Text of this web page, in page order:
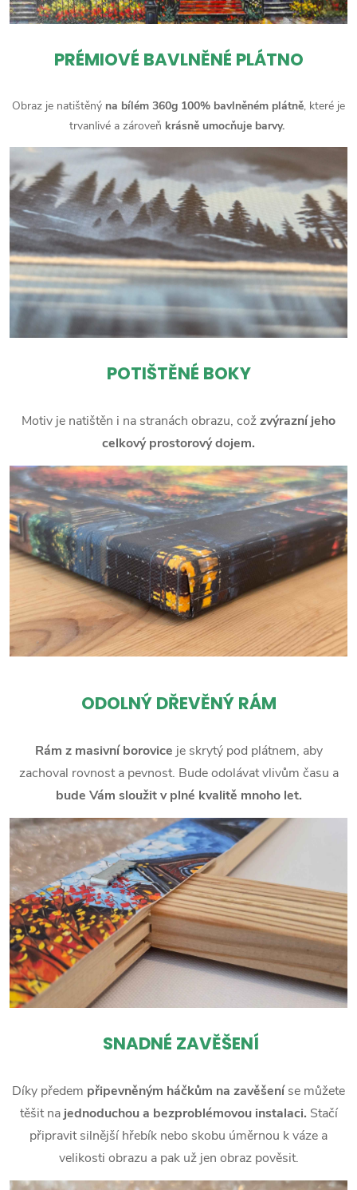
PRÉMIOVÉ BAVLNĚNÉ PLÁTNO
Obraz je natištěný na bílém 360g 100% bavlněném plátně, které je
trvanlivé a zároveň krásně umocňuje barvy.
POTIŠTĚNÉ BOKY
Motiv je natištěn i na stranách obrazu, cožzvýrazní jeho
celkový prostorový dojem.
ODOLNÝ DŘEVĚNÝ RÁM
Rám z masivní borovice je skrytý pod plátnem, aby
zachoval rovnost a pevnost. Bude odolávat vlivům času a
bude Vám sloužit v plné kvalitě mnoho let.
SNADNÉ ZAVĚŠENÍ
Díky předem připevněným háčkům na zavěšeníse můžete
těšit na jednoduchou a bezproblémovou instalaci. Stačí
připravit silnější hřebík nebo skobu úměrnou k váze a
velikosti obrazu a pak už jen obraz pověsit.